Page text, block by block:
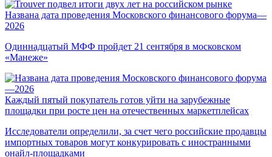
Названа дата проведения Московского финансового форума—
2026
Одиннадцатый МФФ пройдет 21 сентября в московском
«Манеже»
Каждый пятый покупатель готов уйти на зарубежные
площадки при росте цен на отечественных маркетплейсах
Исследователи определили, за счет чего российские продавцы
импортных товаров могут конкурировать с иностранными
онайл-площадками